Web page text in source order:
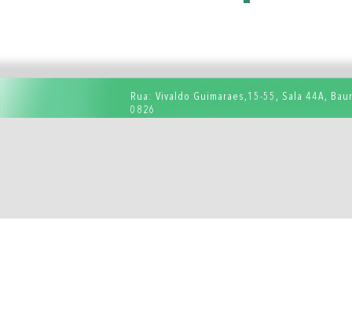
Rua: Vivaldo Guimaraes,15-55, Sala 44A,
0826